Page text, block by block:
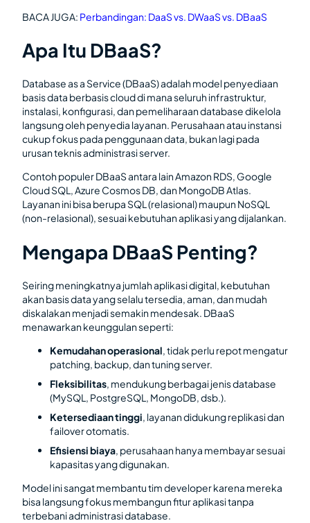
BACA JUGA: Perbandingan: DaaS vs. DWaaS vs. DBaaS
Apa Itu DBaaS?
Database as a Service (DBaaS) adalah model penyediaan
basis data berbasis cloud di mana seluruh infrastruktur,
instalasi, konfigurasi, dan pemeliharaan database dikelola
langsung oleh penyedia layanan. Perusahaan atau instansi
cukup fokus pada penggunaan data, bukan lagi pada
urusan teknis administrasi server.
Contoh populer DBaaS antara lain Amazon RDS, Google
Cloud SQL, Azure Cosmos DB, dan MongoDB Atlas.
Layanan ini bisa berupa SQL (relasional) maupun NoSQL
(non-relasional), sesuai kebutuhan aplikasi yang dijalankan.
Mengapa DBaaS Penting?
Seiring meningkatnya jumlah aplikasi digital, kebutuhan
akan basis data yang selalu tersedia, aman, dan mudah
diskalakan menjadi semakin mendesak. DBaaS
menawarkan keunggulan seperti:
Kemudahan operasional, tidak perlu repot mengatur
patching, backup, dan tuning server.
Fleksibilitas, mendukung berbagai jenis database
(MySQL, PostgreSQL, MongoDB, dsb.).
Ketersediaan tinggi, layanan didukung replikasi dan
failover otomatis.
Efisiensi biaya, perusahaan hanya membayar sesuai
kapasitas yang digunakan.
Model ini sangat membantu tim developer karena mereka
bisa langsung fokus membangun fitur aplikasi tanpa
terbebani administrasi database.